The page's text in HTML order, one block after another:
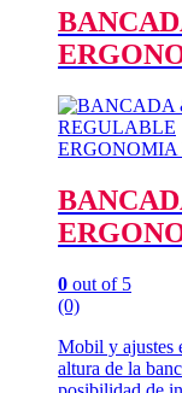
ERGONOMIA
0 out of 5
(0)
Mobil y ajustes
altura de la